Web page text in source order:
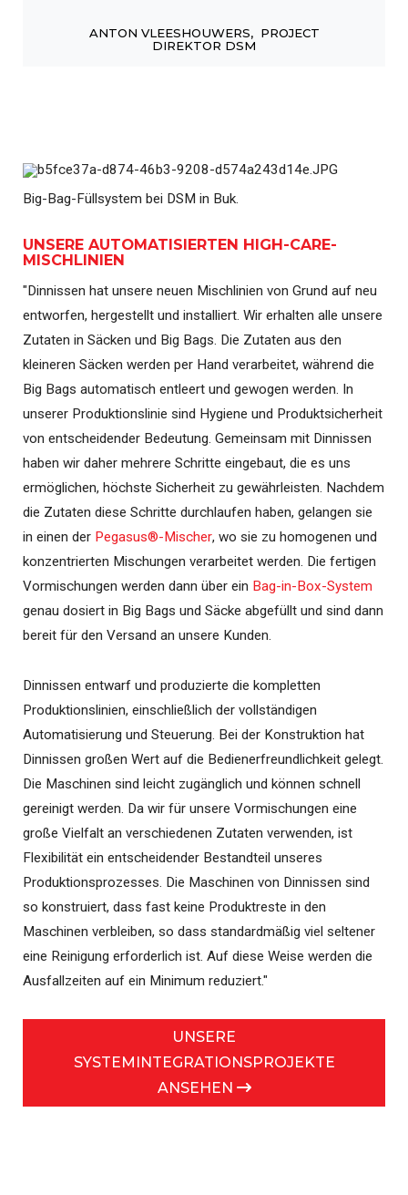
ANTON VLEESHOUWERS, PROJECT
DIREKTOR DSM
Big-Bag-Füllsystem bei DSM in Buk.
UNSERE AUTOMATISIERTEN HIGH-CARE-
MISCHLINIEN
"Dinnissen hat unsere neuen Mischlinien von Grund auf neu
entworfen, hergestellt und installiert. Wir erhalten alle unsere
Zutaten in Säcken und Big Bags. Die Zutaten aus den
kleineren Säcken werden per Hand verarbeitet, während die
Big Bags automatisch entleert und gewogen werden. In
unserer Produktionslinie sind Hygiene und Produktsicherheit
von entscheidender Bedeutung. Gemeinsam mit Dinnissen
haben wir daher mehrere Schritte eingebaut, die es uns
ermöglichen, höchste Sicherheit zu gewährleisten. Nachdem
die Zutaten diese Schritte durchlaufen haben, gelangen sie
in einen der Pegasus®-Mischer, wo sie zu homogenen und
konzentrierten Mischungen verarbeitet werden. Die fertigen
Vormischungen werden dann über ein Bag-in-Box-System
genau dosiert in Big Bags und Säcke abgefüllt und sind dann
bereit für den Versand an unsere Kunden.
Dinnissen entwarf und produzierte die kompletten
Produktionslinien, einschließlich der vollständigen
Automatisierung und Steuerung. Bei der Konstruktion hat
Dinnissen großen Wert auf die Bedienerfreundlichkeit gelegt.
Die Maschinen sind leicht zugänglich und können schnell
gereinigt werden. Da wir für unsere Vormischungen eine
große Vielfalt an verschiedenen Zutaten verwenden, ist
Flexibilität ein entscheidender Bestandteil unseres
Produktionsprozesses. Die Maschinen von Dinnissen sind
so konstruiert, dass fast keine Produktreste in den
Maschinen verbleiben, so dass standardmäßig viel seltener
eine Reinigung erforderlich ist. Auf diese Weise werden die
Ausfallzeiten auf ein Minimum reduziert."
UNSERE
SYSTEMINTEGRATIONSPROJEKTE
ANSEHEN